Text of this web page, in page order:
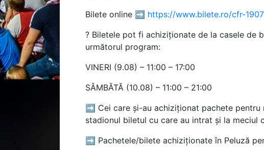
Bilete online ➡ https://www.bilete.ro/cfr-
? Biletele pot fi achiziționate de la casele de
următorul program:
VINERI (9.08) – 11:00 – 17:00
SÂMBĂTĂ (10.08) – 11:00 – 21:00
➡ Cei care și-au achiziționat pachete pentru
stadionul biletul cu care au intrat și la meciul
➡ Pachetele/bilete achiziționate în Peluză